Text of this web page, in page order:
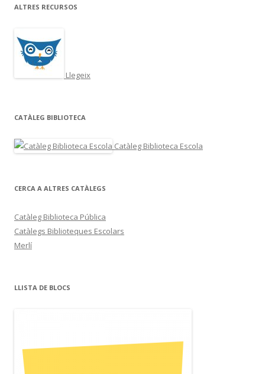
ALTRES RECURSOS
Llegeix
CATÀLEG BIBLIOTECA
Catàleg Biblioteca Escola
CERCA A ALTRES CATÀLEGS
Catàleg Biblioteca Pública
Catàlegs Biblioteques Escolars
Merlí
LLISTA DE BLOCS